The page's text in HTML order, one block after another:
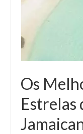
Os
Estrelas